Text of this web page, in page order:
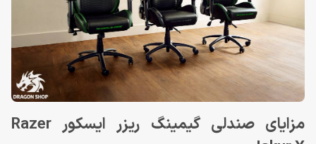
مزایای صندلی گیمینگ ریزر ایسکور Razer